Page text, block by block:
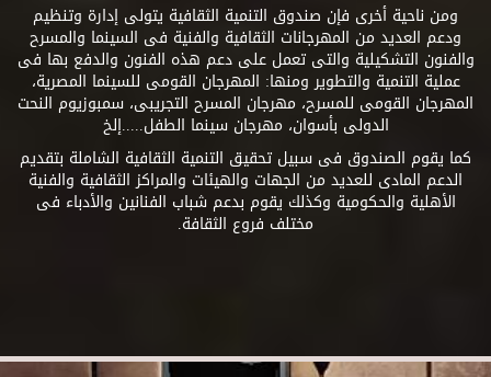
ومن ناحية أخرى فإن صندوق التنمية الثقافية يتولى إدارة وتنظيم
ودعم العديد من المهرجانات الثقافية والفنية فى السينما والمسرح
والفنون التشكيلية والتى تعمل على دعم هذه الفنون والدفع بها فى
عملية التنمية والتطوير ومنها: المهرجان القومى للسينما المصرية،
المهرجان القومى للمسرح، مهرجان المسرح التجريبى، سمبوزيوم النحت
الدولى بأسوان، مهرجان سينما الطفل.....إلخ
كما يقوم الصندوق فى سبيل تحقيق التنمية الثقافية الشاملة بتقديم
الدعم المادى للعديد من الجهات والهيئات والمراكز الثقافية والفنية
الأهلية والحكومية وكذلك يقوم بدعم شباب الفنانين والأدباء فى
مختلف فروع الثقافة.